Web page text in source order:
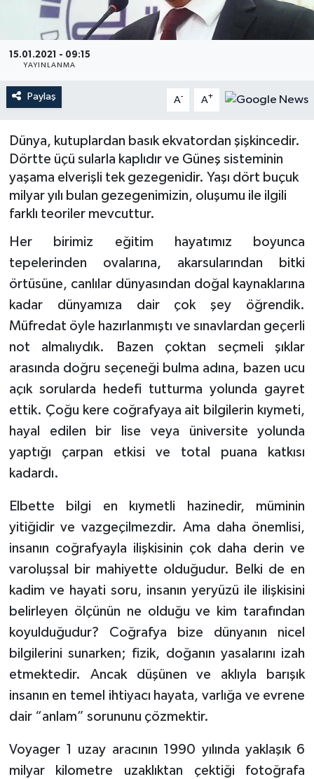
15.01.2021 - 09:15
YAYINLANMA
Paylaş A- A+
Dünya, kutuplardan basık ekvatordan şişkincedir.
Dörtte üçü sularla kaplıdır ve Güneş sisteminin
yaşama elverişli tek gezegenidir. Yaşı dört buçuk
milyar yılı bulan gezegenimizin, oluşumu ile ilgili
farklı teoriler mevcuttur.
Her birimiz eğitim hayatımız boyunca
tepelerinden ovalarına, akarsularından bitki
örtüsüne, canlılar dünyasından doğal kaynaklarına
kadar dünyamıza dair çok şey öğrendik.
Müfredat öyle hazırlanmıştı ve sınavlardan geçerli
not almalıydık. Bazen çoktan seçmeli şıklar
arasında doğru seçeneği bulma adına, bazen ucu
açık sorularda hedefi tutturma yolunda gayret
ettik. Çoğu kere coğrafyaya ait bilgilerin kıymeti,
hayal edilen bir lise veya üniversite yolunda
yaptığı çarpan etkisi ve total puana katkısı
kadardı.
Elbette bilgi en kıymetli hazinedir, müminin
yitiğidir ve vazgeçilmezdir. Ama daha önemlisi,
insanın coğrafyayla ilişkisinin çok daha derin ve
varoluşsal bir mahiyette olduğudur. Belki de en
kadim ve hayati soru, insanın yeryüzü ile ilişkisini
belirleyen ölçünün ne olduğu ve kim tarafından
koyulduğudur? Coğrafya bize dünyanın nicel
bilgilerini sunarken; fizik, doğanın yasalarını izah
etmektedir. Ancak düşünen ve aklıyla barışık
insanın en temel ihtiyacı hayata, varlığa ve evrene
dair “anlam” sorununu çözmektir.
Voyager 1 uzay aracının 1990 yılında yaklaşık 6
milyar kilometre uzaklıktan çektiği fotoğrafa
Ardahan Müftülüğü
Artvin Müftülüğü
Aydın Müftülüğü
Bartın Müftülüğü
Batman Müftülüğü
Bayburt Müftülüğü
Bingöl Müftülüğü
Bitlis Müftülüğü
Bolu Müftülüğü
Burdur Müftülüğü
Bursa Müftülüğü
Çankırı Müftülüğü
Çorum Müftülüğü
Denizli Müftülüğü
Diyarbakır Müftülüğü
Düzce Müftülüğü
Edirne Müftülüğü
Erzincan Müftülüğü
Kudüs
Kurban
Mukabele
Ramazan
Sahabeler
Zekat
Hutbeler
DİYANET AKADEMİ
DİYANET GENÇLİK
DEPREM
Dünya
Eğitim
Aile
Sağlık
Makaleler
Ekonomi
Duyurular
Bilim, Teknoloji
Biyografiler
Diyanet TV
İhtida Haberleri
YAŞAM